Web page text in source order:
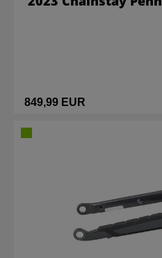
849,99 EUR